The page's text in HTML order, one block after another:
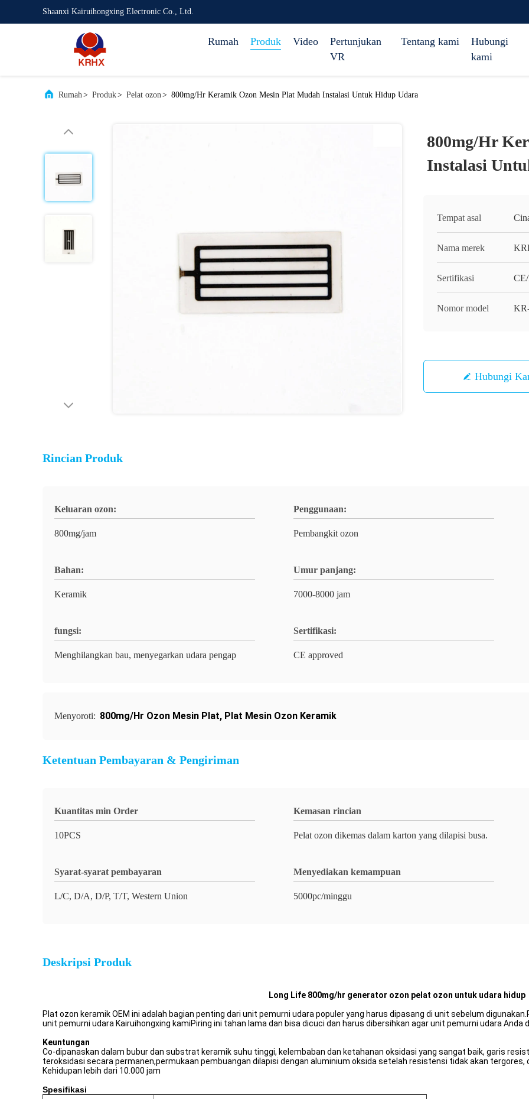
Shaanxi Kairuihongxing Electronic Co., Ltd.
Rumah Produk Video
Pertunjukan
VR
Tentang kami
Hubungi
kami
Rumah> Produk> Pelat ozon> 800mg/Hr Keramik Ozon Mesin Plat Mudah Instalasi Untuk Hidup Udara
800mg/Hr
Instalasi
Tempat asal
Nama merek
Sertifikasi
Nomor model
Hubungi
Rincian Produk
Keluaran ozon:
800mg/jam
Penggunaan:
Pembangkit ozon
Bahan:
Keramik
Umur panjang:
7000-8000 jam
fungsi:
Menghilangkan bau, menyegarkan udara pengap
Sertifikasi:
CE approved
Menyoroti: 800mg/Hr Ozon Mesin Plat, Plat Mesin Ozon Keramik
Ketentuan Pembayaran & Pengiriman
Kuantitas min Order
10PCS
Kemasan rincian
Pelat ozon dikemas dalam karton yang dilapisi busa.
Syarat-syarat pembayaran
L/C, D/A, D/P, T/T, Western Union
Menyediakan kemampuan
5000pc/minggu
Deskripsi Produk
Long Life 800mg/hr generator ozon pelat ozon untuk udara hidup
Plat ozon keramik OEM ini adalah bagian penting dari unit pemurni udara populer yang harus dipasang di unit sebelum
unit pemurni udara Kairuihongxing kamiPiring ini tahan lama dan bisa dicuci dan harus dibersihkan agar unit pemurni udara Anda
Keuntungan
Co-dipanaskan dalam bubur dan substrat keramik suhu tinggi, kelembaban dan ketahanan oksidasi yang sangat baik, garis
teroksidasi secara permanen,permukaan pembuangan dilapisi dengan aluminium oksida setelah resistensi tidak akan tergores,
Kehidupan lebih dari 10.000 jam
Spesifikasi